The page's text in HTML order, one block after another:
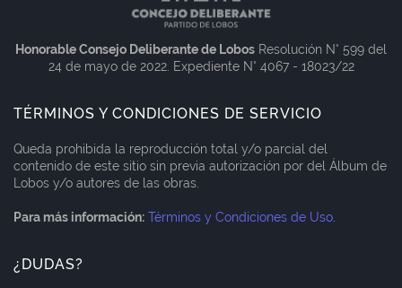
Honorable Consejo Deliberante de Lobos Resolución N° 599 del
24 de mayo de 2022. Expediente N° 4067 - 18023/22
TÉRMINOS Y CONDICIONES DE SERVICIO
Queda prohibida la reproducción total y/o parcial del
contenido de este sitio sin previa autorización por del Álbum de
Lobos y/o autores de las obras.
Para más información: Términos y Condiciones de Uso.
¿DUDAS?